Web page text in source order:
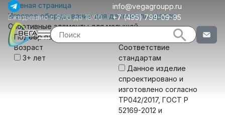
info@vegagroupp.ru
Ежедневно с 9:00 до 18:00
+7 (495) 799-09-95
Главная страница
Игровое оборудование для детских площадок
Спортивные элементы для малышей
Подбор параметров
Возраст
3+ лет
Соответствие
стандартам
Данное изделие
спроектировано и
изготовлено согласно
ТР042/2017, ГОСТ Р
52169-2012 и